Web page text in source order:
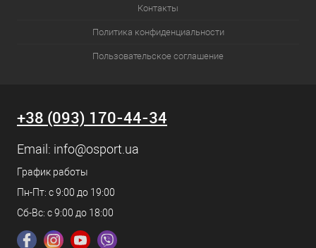
Контакты
Политика конфиденциальности
Пользовательское соглашение
+38 (093) 170-44-34
Email: info@osport.ua
График работы
Пн-Пт: с 9:00 до 19:00
Сб-Вс: с 9:00 до 18:00